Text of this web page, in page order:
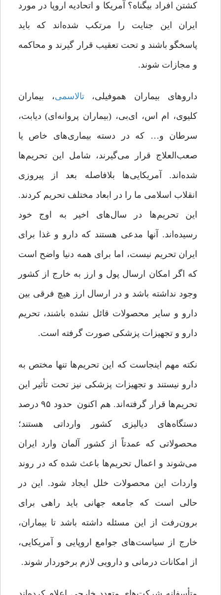
کشتن افراد بیگناه؟ آمریکا و اتحادیه اروپا در مورد
ایران این جنایت را مرتکب شده‌اند که باید
پاسخگو باشند و تحت تعقیب قرار گیرند و محاکمه
و مجازات شوند.
داروهای بیماران هموفیلی،تالاسمی، بیماران
کلیوی، ‌ام اس، ‌ای‌بی، (بیماران پروانه‌ای) دیابت،
سرطان و… که در دسته بیماری‌های خاص یا
صعب‌العلاج قرار می‌گیرند، شامل این تحریم‌ها
شده‌اند. آمریکایی‌ها بلافاصله بعد از پیروزی
انقلاب اسلامی ما را در ابعاد مختلف تحریم کردند.
این تحریم‌ها در سال‌های اخیر به اوج خود
رسیده‌اند. آنها مدعی هستند که دارو و غذا برای
ایران تحریم نیست، اما برای همه دنیا واضح است
که اگر امکان ارسال پول و ارز به خارج از کشور
وجود نداشته باشد و در ارسال ارز هیچ فرقی بین
دارو و سایر محصولات قائل نشده باشند، تحریم
دارو و تجهیزات پزشکی صورت گرفته است.
نکته مهم اینجاست که این تحریم‌ها تنها مختص به
دارو نیستند و تجهیزات پزشکی نیز تحت تأثیر این
تحریم‌ها قرار گرفته‌اند. هم اکنون حدود ۹۵ درصد
دستگاه‌های دیالیزی کشور وارداتی هستند؛
محصولاتی که عمدتاً از کشور آلمان وارد ایران
می‌شوند و اعمال تحریم‌ها باعث شده که در روند
واردات این محصولات خلل ایجاد شود. این در
حالی است که جامعه جهانی باید راهی برای
برون‌رفت از این مسئله داشته باشد تا بیماران،
خارج از سیاست‌های جوامع اروپایی و آمریکایی،
از امکانات درمانی و دارویی لازم برخوردار شوند.